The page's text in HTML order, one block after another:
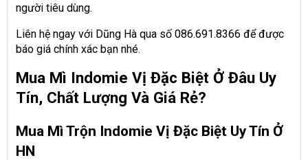
người tiêu dùng.
Liên hệ ngay với Dũng Hà qua số 086.691.8366 để được
báo giá chính xác bạn nhé.
Mua Mì Indomie Vị Đặc Biệt Ở Đâu Uy
Tín, Chất Lượng Và Giá Rẻ?
Mua Mì Trộn Indomie Vị Đặc Biệt Uy Tín Ở
HN